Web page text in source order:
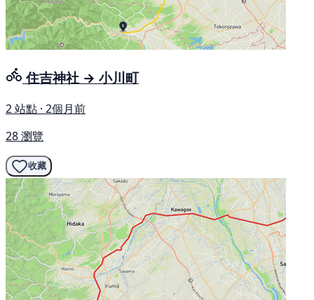
住吉神社 → 小川町
2 站點 · 2個月前
28 瀏覽
收藏